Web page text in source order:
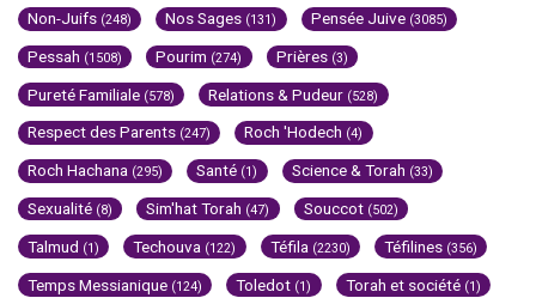
Non-Juifs (248) Nos Sages (131) Pensée Juive (3085)
Pessah (1508) Pourim (274) Prières (3)
Pureté Familiale (578) Relations & Pudeur (528)
Respect des Parents (247) Roch 'Hodech (4)
Roch Hachana (295) Santé (1) Science & Torah (33)
Sexualité (8) Sim'hat Torah (47) Souccot (502)
Talmud (1) Techouva (122) Téfila (2230) Téfilines (356)
Temps Messianique (124) Toledot (1) Torah et société (1)